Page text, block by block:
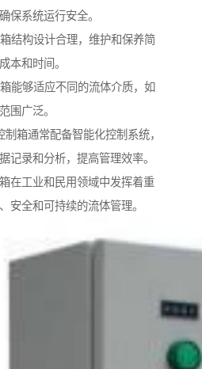
保系统运行安全。
结构设计合理，维护和保养简
本和时间。
能够适应不同的流体介质，如
围广泛。
箱通常配备智能化控制系统，
记录和分析，提高管理效率。
在工业和民用领域中发挥着重
安全和可持续的流体管理。